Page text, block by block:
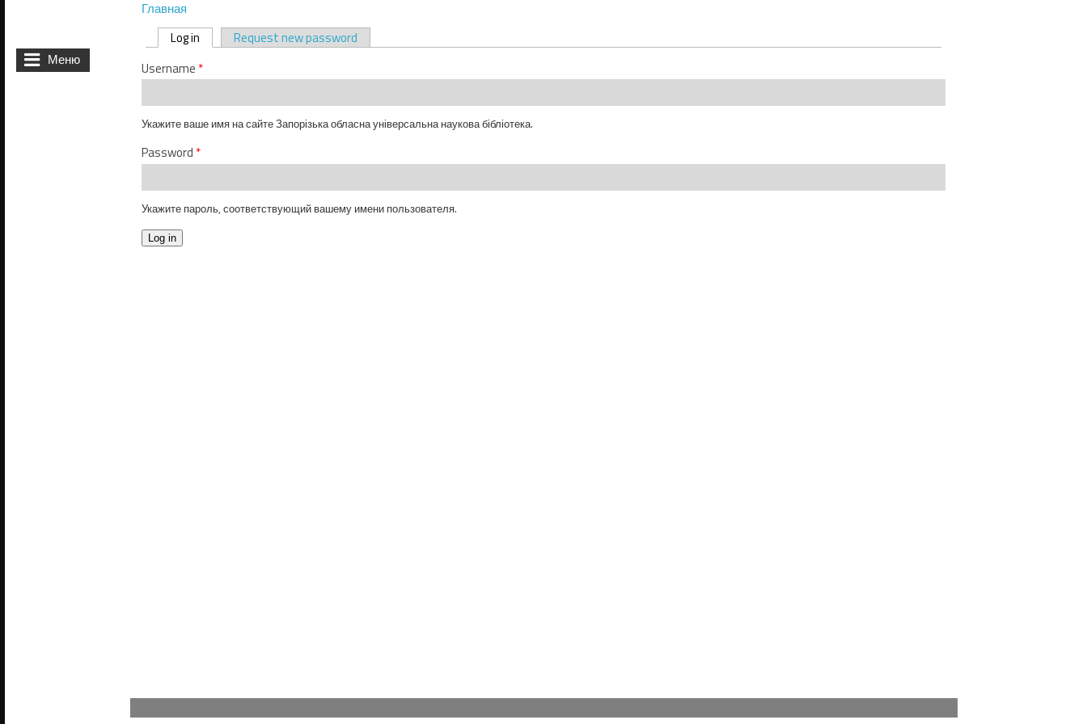
Меню
Вы здесь
Главная
Главные вкладки
Log in (активная вкладка)
Request new password
Username *
Укажите ваше имя на сайте Запорізька обласна універсальна наукова бібліотека.
Password *
Укажите пароль, соответствующий вашему имени пользователя.